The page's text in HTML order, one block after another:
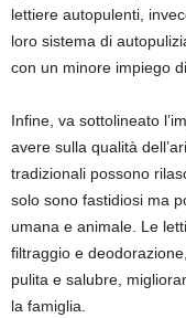
lettiere autopulenti,
loro sistema di
con un minore impiego
Infine, va sottolineato
avere sulla qualità
tradizionali possono
solo sono fastidiosi ma
umana e animale. Le
filtraggio e
pulita e salubre,
la famiglia.